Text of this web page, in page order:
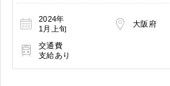
2024年
1月上旬
大阪府
交通費
支給あり